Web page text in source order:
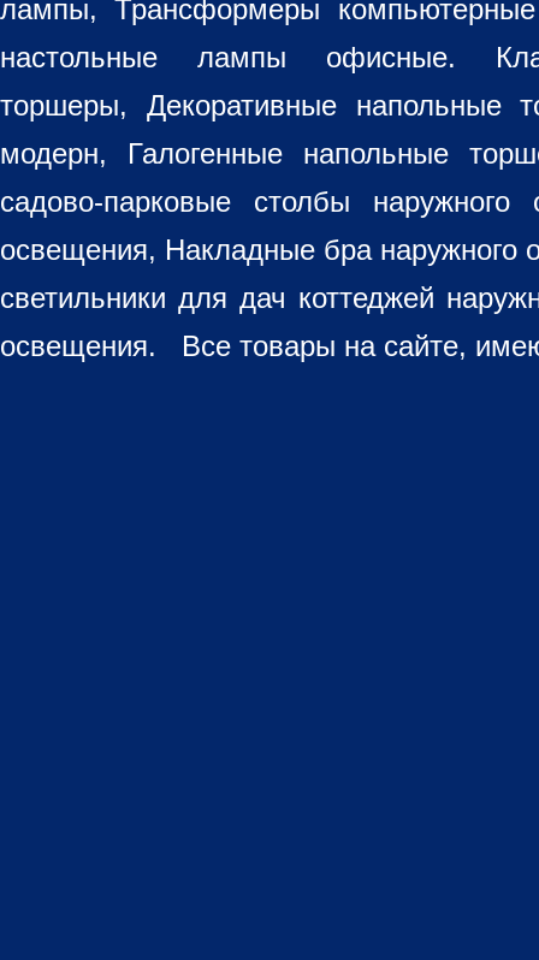
лампы, Трансформеры
настольные лампы офисные.
торшеры, Декоративные напольные
модерн, Галогенные напольные
садово-парковые столбы
освещения, Накладные бра наружного
светильники для дач коттеджей
освещения. Все товары на сайте,